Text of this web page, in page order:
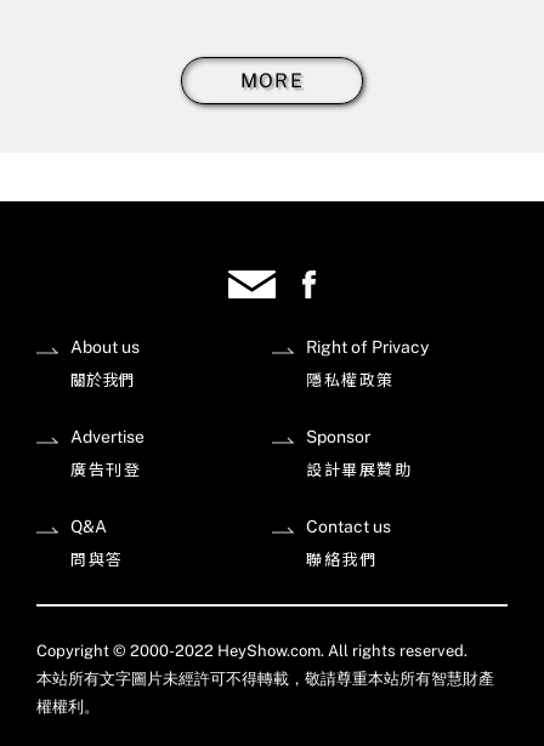
MORE
About us
關於我們
Right of Privacy
隱私權政策
Advertise
廣告刊登
Sponsor
設計畢展贊助
Q&A
問與答
Contact us
聯絡我們
Copyright © 2000-2022 HeyShow.com. All rights reserved.
本站所有文字圖片未經許可不得轉載，敬請尊重本站所有智慧財產
權權利。